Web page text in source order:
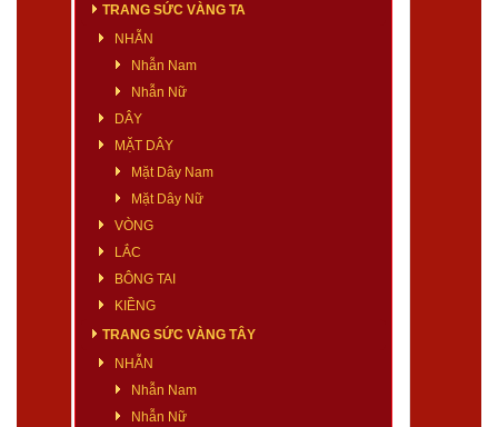
TRANG SỨC VÀNG TA
NHẪN
Nhẫn Nam
Nhẫn Nữ
DÂY
MẶT DÂY
Mặt Dây Nam
Mặt Dây Nữ
VÒNG
LẮC
BÔNG TAI
KIỀNG
TRANG SỨC VÀNG TÂY
NHẪN
Nhẫn Nam
Nhẫn Nữ